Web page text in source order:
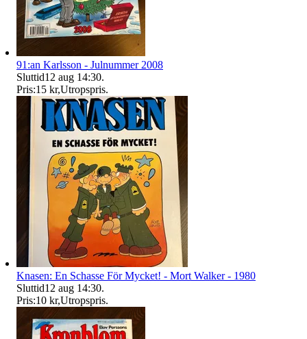
91:an Karlsson - Julnummer 2008
Sluttid12 aug 14:30.
Pris:15 kr,Utropspris.
Knasen: En Schasse För Mycket! - Mort Walker - 1980
Sluttid12 aug 14:30.
Pris:10 kr,Utropspris.